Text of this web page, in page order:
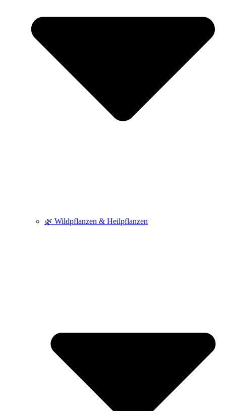
🌿 Wildpflanzen & Heilpflanzen